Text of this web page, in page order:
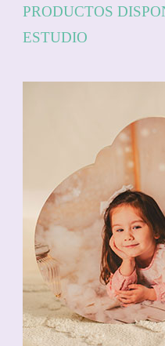
PRODUCTOS
ESTUDIO